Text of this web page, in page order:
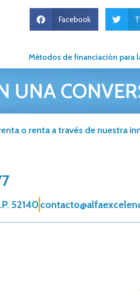
Facebook
Métodos de financiación para
UNA
o renta a través de nuestra
52140